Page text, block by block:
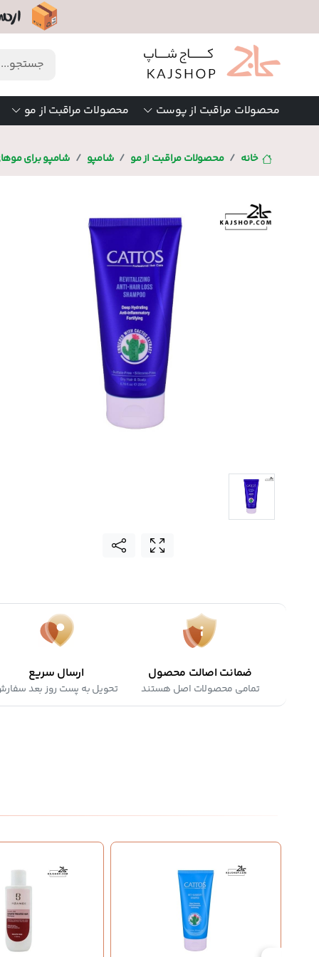
محصولات مراقبت از پوست محصولات مراقبت از مو
خانه محصولات مراقبت از مو شامپو شامپو برای
ضمانت اصالت محصول
تمامی محصولات اصل هستند
ارسال سریع
تحویل به پست روز بعد